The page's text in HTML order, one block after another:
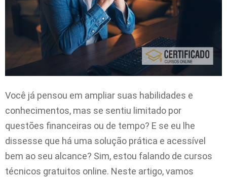
Você já pensou em ampliar suas habilidades e
conhecimentos, mas se sentiu limitado por
questões financeiras ou de tempo? E se eu lhe
dissesse que há uma solução prática e acessível
bem ao seu alcance? Sim, estou falando de cursos
técnicos gratuitos online. Neste artigo, vamos